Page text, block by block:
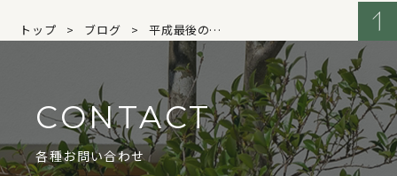
トップ ブログ 平成最後の…
CONTACT
各種お問い合わせ